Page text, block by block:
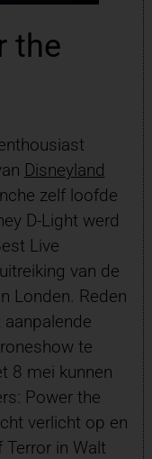
the
Disneyland
zelf loofde
D-Light werd
Live
van de
Londen. Reden
te
8 mei kunnen
Power the
verlicht op en
in Walt